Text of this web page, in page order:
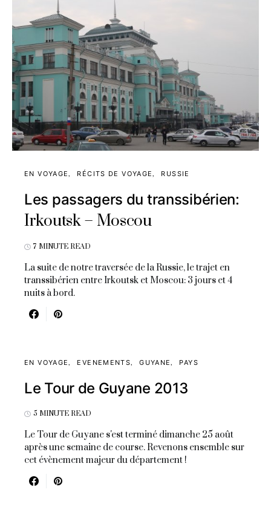
EN VOYAGE RÉCITS DE VOYAGE RUSSIE
Les passagers du transsibérien:
Irkoutsk – Moscou
7 MINUTE READ
La suite de notre traversée de la Russie, le trajet en
transsibérien entre Irkoutsk et Moscou: 3 jours et 4
nuits à bord.
EN VOYAGE EVENEMENTS GUYANE PAYS
Le Tour de Guyane 2013
5 MINUTE READ
Le Tour de Guyane s'est terminé dimanche 25 août
après une semaine de course. Revenons ensemble sur
cet évènement majeur du département !